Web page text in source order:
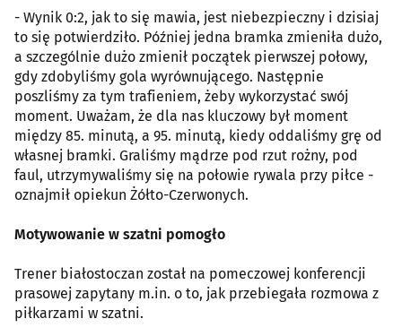
- Wynik 0:2, jak to się mawia, jest niebezpieczny i dzisiaj
to się potwierdziło. Później jedna bramka zmieniła dużo,
a szczególnie dużo zmienił początek pierwszej połowy,
gdy zdobyliśmy gola wyrównującego. Następnie
poszliśmy za tym trafieniem, żeby wykorzystać swój
moment. Uważam, że dla nas kluczowy był moment
między 85. minutą, a 95. minutą, kiedy oddaliśmy grę od
własnej bramki. Graliśmy mądrze pod rzut rożny, pod
faul, utrzymywaliśmy się na połowie rywala przy piłce -
oznajmił opiekun Żółto-Czerwonych.
Motywowanie w szatni pomogło
Trener białostoczan został na pomeczowej konferencji
prasowej zapytany m.in. o to, jak przebiegała rozmowa z
piłkarzami w szatni.